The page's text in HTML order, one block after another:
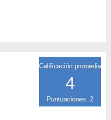
Calificación promedia
4
Puntuaciones: 2